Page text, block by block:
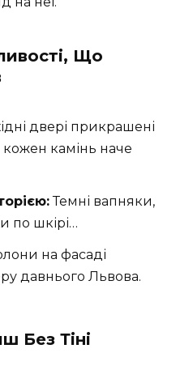
Що
двері прикрашені
камінь наче
Темні вапняки,
по шкірі…
на фасаді
давнього Львова.
Без Тіні